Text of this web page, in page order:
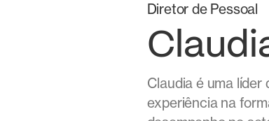
Diretor de Pessoal
Claudia é uma líder
experiência na